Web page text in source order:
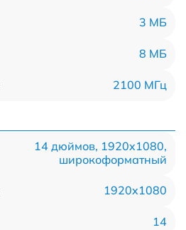
3 МБ
8 МБ
2100 МГц
14 дюймов, 1920x1080,
широкоформатный
1920x1080
14